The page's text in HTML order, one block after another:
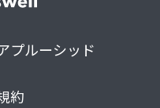
プルーシッド
約